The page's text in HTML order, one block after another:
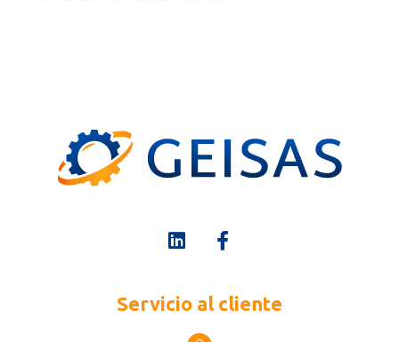
Servicio al cliente